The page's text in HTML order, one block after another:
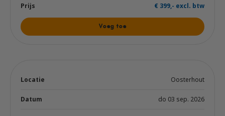
€ 399,- excl. btw
Voeg toe
Oosterhout
do 03 sep. 2026